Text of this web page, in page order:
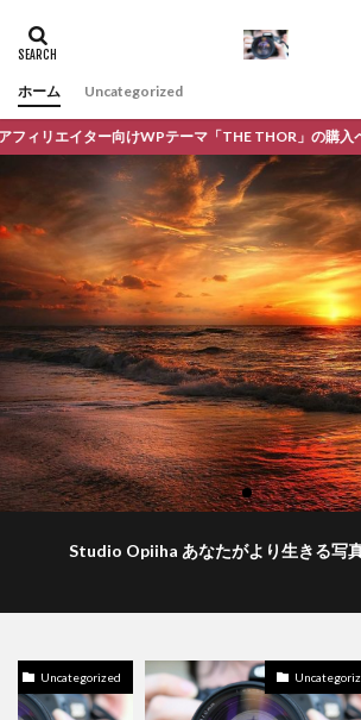
ホーム Uncategorized
イター向けWPテーマ「THE THOR」の購入ページは
Studio Opiiha あなたがより生きる写真
Uncategorized